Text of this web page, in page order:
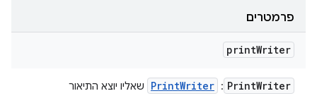
פרמטרים
printWriter
PrintWriter
:
PrintWriter שאליו יוצא התיאור